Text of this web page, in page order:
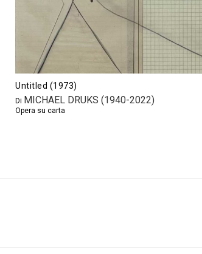
Untitled (1973)
Di MICHAEL DRUKS (1940-2022)
Opera su carta